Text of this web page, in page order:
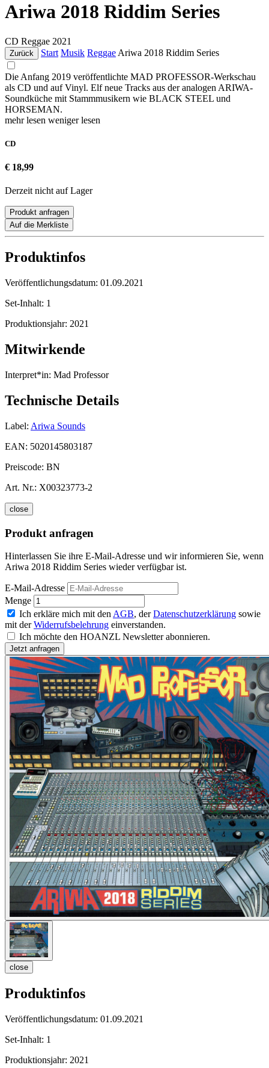
Ariwa 2018 Riddim Series
CD Reggae 2021
Zurück Start Musik Reggae Ariwa 2018 Riddim Series
Die Anfang 2019 veröffentlichte MAD PROFESSOR-Werkschau
als CD und auf Vinyl. Elf neue Tracks aus der analogen ARIWA-
Soundküche mit Stammmusikern wie BLACK STEEL und
HORSEMAN.
mehr lesen weniger lesen
CD
€ 18,99
Derzeit nicht auf Lager
Produkt anfragen
Auf die Merkliste
Produktinfos
Veröffentlichungsdatum: 01.09.2021
Set-Inhalt: 1
Produktionsjahr: 2021
Mitwirkende
Interpret*in: Mad Professor
Technische Details
Label: Ariwa Sounds
EAN: 5020145803187
Preiscode: BN
Art. Nr.: X00323773-2
close
Produkt anfragen
Hinterlassen Sie ihre E-Mail-Adresse und wir informieren Sie, wenn
Ariwa 2018 Riddim Series wieder verfügbar ist.
E-Mail-Adresse
Menge
Ich erkläre mich mit den AGB, derDatenschutzerklärung sowie
mit derWiderrufsbelehrung einverstanden.
Ich möchte den HOANZL Newsletter abonnieren.
close
Produktinfos
Veröffentlichungsdatum: 01.09.2021
Set-Inhalt: 1
Produktionsjahr: 2021